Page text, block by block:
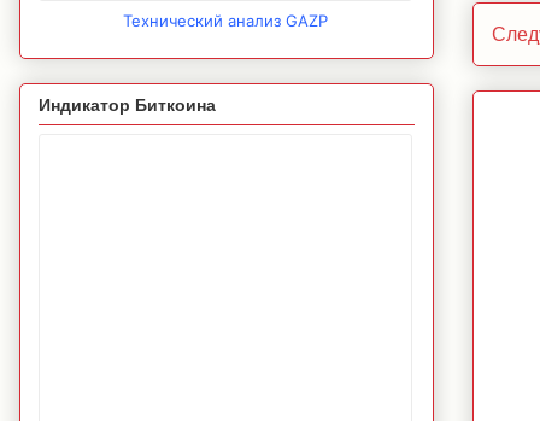
Технический анализ GAZP
Индикатор Биткоина